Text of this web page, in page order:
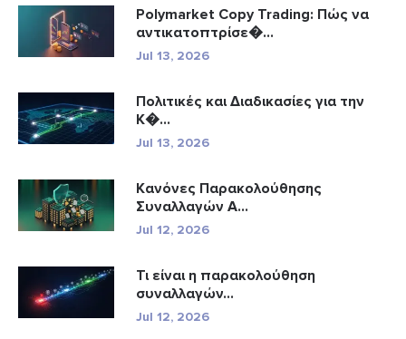
Polymarket Copy Trading: Πώς να
αντικατοπτρίσε�...
Jul 13, 2026
Πολιτικές και Διαδικασίες για την
Κ�...
Jul 13, 2026
Κανόνες Παρακολούθησης
Συναλλαγών A...
Jul 12, 2026
Τι είναι η παρακολούθηση
συναλλαγών...
Jul 12, 2026